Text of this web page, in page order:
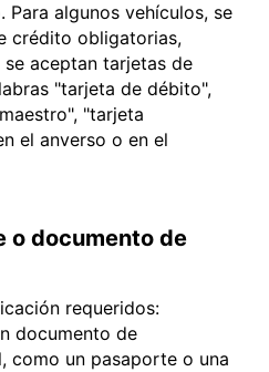
algunos vehículos, se
crédito obligatorias,
aceptan tarjetas de
"tarjeta de débito",
"tarjeta
el anverso o en el
o documento de
requeridos:
documento de
como un pasaporte o una